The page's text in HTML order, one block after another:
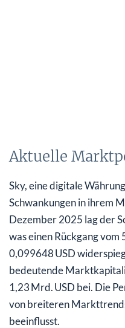
Aktuelle
Sky, eine digitale
Schwankungen in ihrem
Dezember 2025 lag der
was einen Rückgang vom
0,099648 USD
bedeutende
1,23 Mrd. USD bei. Die
von breiteren
beeinflusst.